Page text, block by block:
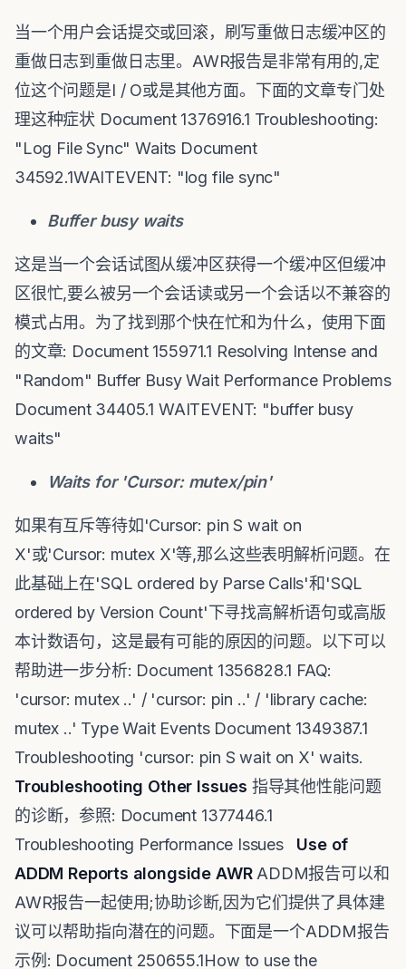
当一个用户会话提交或回滚，刷写重做日志缓冲区的
重做日志到重做日志里。AWR报告是非常有用的,定
位这个问题是I / O或是其他方面。下面的文章专门处
理这种症状 Document 1376916.1 Troubleshooting:
"Log File Sync" Waits Document
34592.1WAITEVENT: "log file sync"
Buffer busy waits
这是当一个会话试图从缓冲区获得一个缓冲区但缓冲
区很忙,要么被另一个会话读或另一个会话以不兼容的
模式占用。为了找到那个快在忙和为什么，使用下面
的文章: Document 155971.1 Resolving Intense and
"Random" Buffer Busy Wait Performance Problems
Document 34405.1 WAITEVENT: "buffer busy
waits"
Waits for 'Cursor: mutex/pin'
如果有互斥等待如'Cursor: pin S wait on
X'或'Cursor: mutex X'等,那么这些表明解析问题。在
此基础上在'SQL ordered by Parse Calls'和'SQL
ordered by Version Count'下寻找高解析语句或高版
本计数语句，这是最有可能的原因的问题。以下可以
帮助进一步分析: Document 1356828.1 FAQ:
'cursor: mutex ..' / 'cursor: pin ..' / 'library cache:
mutex ..' Type Wait Events Document 1349387.1
Troubleshooting 'cursor: pin S wait on X' waits.
Troubleshooting Other Issues 指导其他性能问题
的诊断，参照: Document 1377446.1
Troubleshooting Performance Issues Use of
ADDM Reports alongside AWRADDM报告可以和
AWR报告一起使用;协助诊断,因为它们提供了具体建
议可以帮助指向潜在的问题。下面是一个ADDM报告
示例: Document 250655.1How to use the